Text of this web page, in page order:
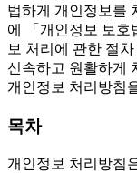
법하게 개인정보를
에 「개인정보 보호
보 처리에 관한 절
신속하고 원활하게
개인정보 처리방침
목차
개인정보 처리방침